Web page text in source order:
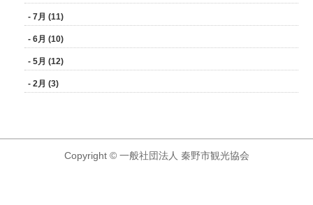
- 7月 (11)
- 6月 (10)
- 5月 (12)
- 2月 (3)
Copyright © 一般社団法人 秦野市観光協会